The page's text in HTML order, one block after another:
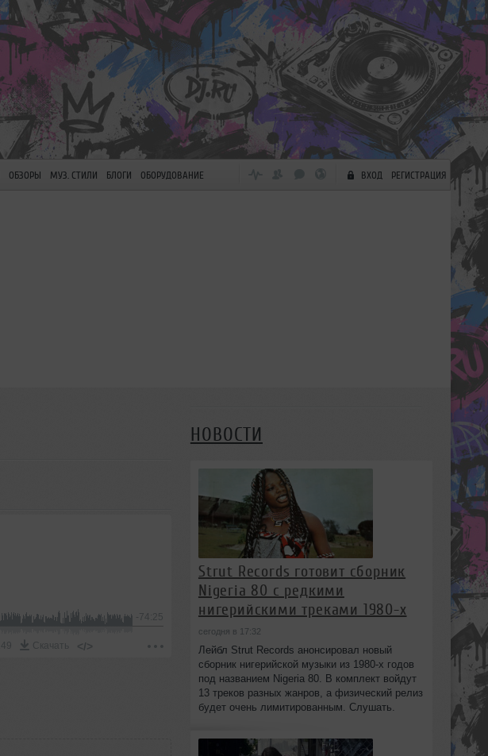
ОБЗОРЫ МУЗ. СТИЛИ БЛОГИ ОБОРУДОВАНИЕ ВХОД РЕГИСТРАЦИЯ
-74:25
149 Скачать </>
НОВОСТИ
Strut Records готовит сборник
Nigeria 80 с редкими
нигерийскими треками 1980-х
сегодня в 17:32
Лейбл Strut Records анонсировал новый
сборник нигерийской музыки из 1980-х годов
под названием Nigeria 80. В комплект войдут
13 треков разных жанров, а физический релиз
будет очень лимитированным. Слушать.